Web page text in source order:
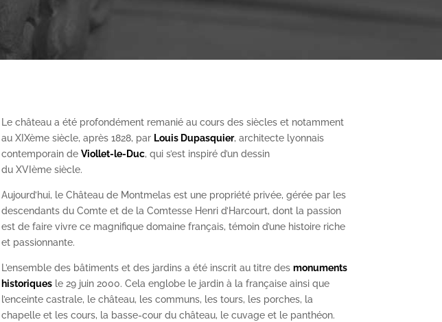
Le château a été profondément remanié au cours des siècles et notamment
au XIXèmesiècle, après 1828, par Louis Dupasquier, architecte lyonnais
contemporain de Viollet-le-Duc, qui s’est inspiré d’un dessin
du XVI èmesiècle.
Aujourd’hui, le Château de Montmelas est une propriété privée, gérée par les
descendants du Comte et de la Comtesse Henri d’Harcourt, dont la passion
est de faire vivre ce magnifique domaine français, témoin d’une histoire riche
et passionnante.
L’ensemble des bâtiments et des jardins a été inscrit au titre des monuments
historiquesle 29 juin 2000. Cela englobe le jardin à la française ainsi que
l’enceinte castrale, le château, les communs, les tours, les porches, la
chapelle et les cours, la basse-cour du château, le cuvage et le panthéon.